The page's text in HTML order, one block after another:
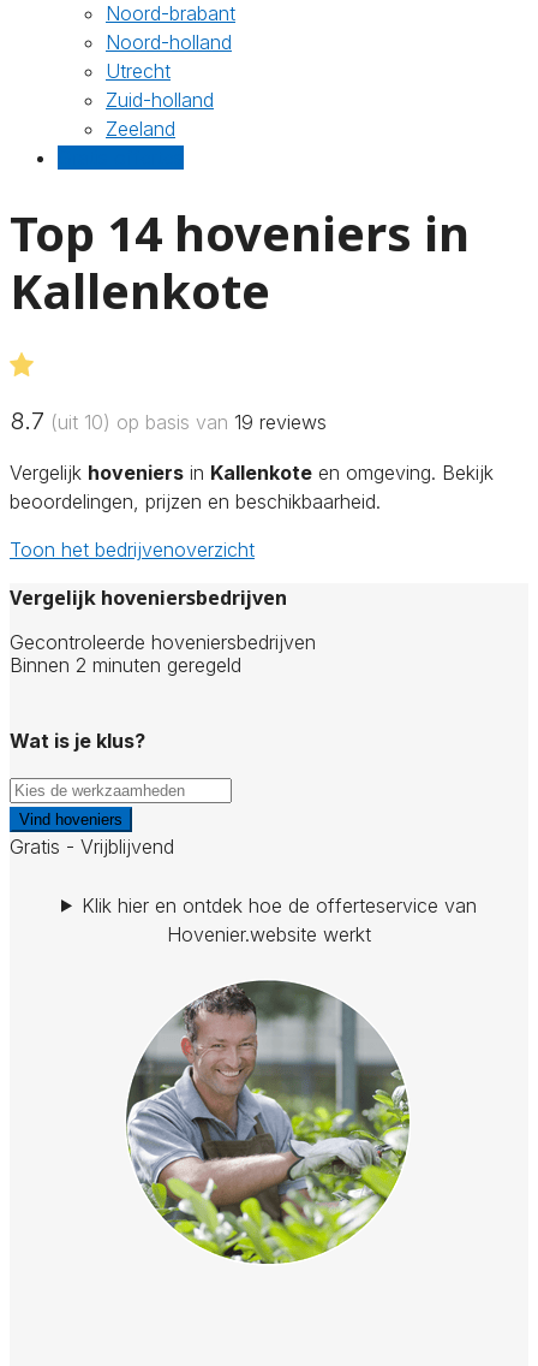
Noord-brabant
Noord-holland
Utrecht
Zuid-holland
Zeeland
Top 14 hoveniers in
Kallenkote
8.7 (uit 10) op basis van 19 reviews
Vergelijk hoveniers in Kallenkote en omgeving. Bekijk
beoordelingen, prijzen en beschikbaarheid.
Toon het bedrijvenoverzicht
Vergelijk hoveniersbedrijven
Gecontroleerde hoveniersbedrijven
Binnen 2 minuten geregeld
Wat is je klus?
Vind hoveniers
Gratis - Vrijblijvend
Klik hier en ontdek hoe de offerteservice van
Hovenier.website werkt